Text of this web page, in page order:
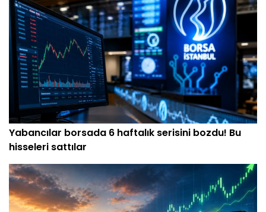
Yabancılar borsada 6 haftalık serisini bozdu! Bu
hisseleri sattılar